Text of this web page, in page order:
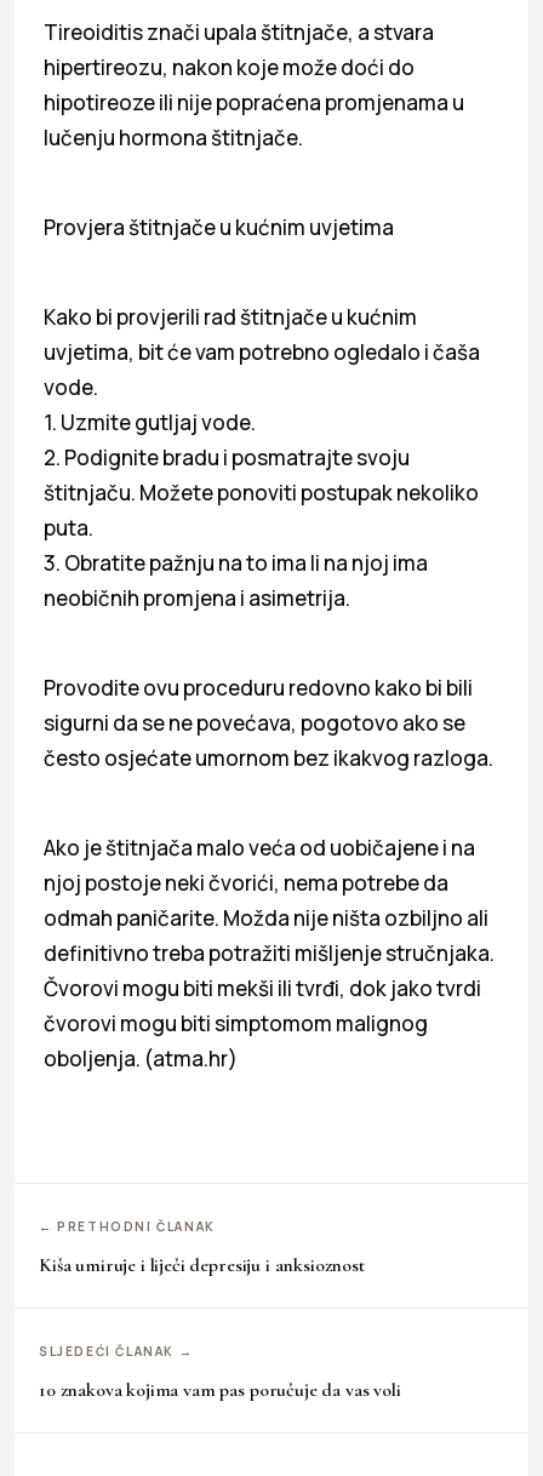
Tireoiditis znači upala štitnjače, a stvara
hipertireozu, nakon koje može doći do
hipotireoze ili nije popraćena promjenama u
lučenju hormona štitnjače.
Provjera štitnjače u kućnim uvjetima
Kako bi provjerili rad štitnjače u kućnim
uvjetima, bit će vam potrebno ogledalo i čaša
vode.
1. Uzmite gutljaj vode.
2. Podignite bradu i posmatrajte svoju
štitnjaču. Možete ponoviti postupak nekoliko
puta.
3. Obratite pažnju na to ima li na njoj ima
neobičnih promjena i asimetrija.
Provodite ovu proceduru redovno kako bi bili
sigurni da se ne povećava, pogotovo ako se
često osjećate umornom bez ikakvog razloga.
Ako je štitnjača malo veća od uobičajene i na
njoj postoje neki čvorići, nema potrebe da
odmah paničarite. Možda nije ništa ozbiljno ali
definitivno treba potražiti mišljenje stručnjaka.
Čvorovi mogu biti mekši ili tvrđi, dok jako tvrdi
čvorovi mogu biti simptomom malignog
oboljenja. (atma.hr)
← PRETHODNI ČLANAK
Kiša umiruje i liječi depresiju i anksioznost
SLJEDEĆI ČLANAK →
10 znakova kojima vam pas poručuje da vas voli